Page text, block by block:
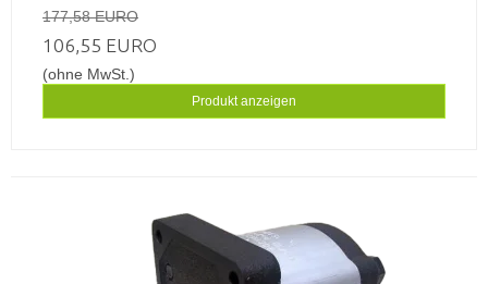
177,58 EURO
106,55 EURO
(ohne MwSt.)
Produkt anzeigen